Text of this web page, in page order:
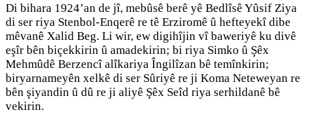
Di bihara 1924’an de jî, mebûsê berê yê Bedlîsê Yûsif Ziya
di ser riya Stenbol-Enqerê re tê Erziromê û hefteyekî dibe
mêvanê Xalid Beg. Li wir, ew digihîjin vî baweriyê ku divê
eşîr bên biçekkirin û amadekirin; bi riya Simko û Şêx
Mehmûdê Berzencî alîkariya Îngilîzan bê temînkirin;
biryarnameyên xelkê di ser Sûriyê re ji Koma Neteweyan re
bên şiyandin û dû re ji aliyê Şêx Seîd riya serhildanê bê
vekirin.